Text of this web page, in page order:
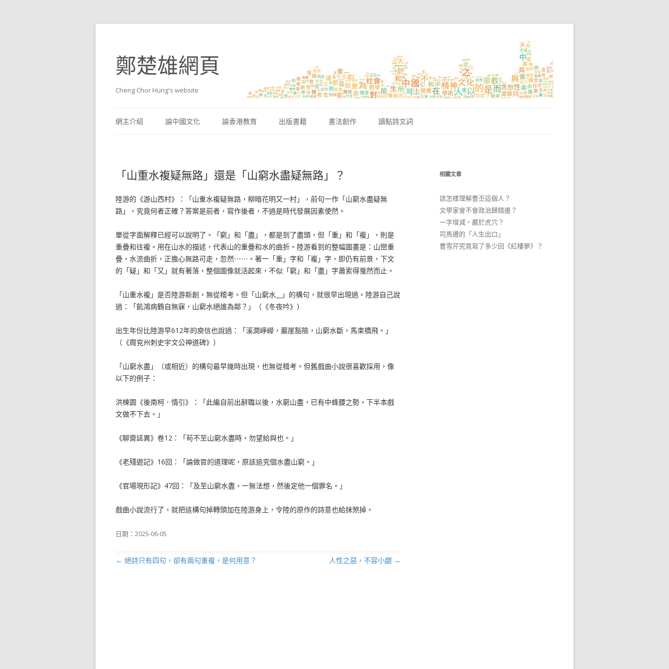
鄭楚雄網頁
Cheng Chor Hung's website
網主介紹
論中國文化 論香港教育 出版書籍 書法創作 讀點詩文詞
「山重水複疑無路」還是「山窮水盡疑無路」？
陸游的《游山西村》：「山重水複疑無路，柳暗花明又一村」，前句一作「山窮水盡疑無
路」，究竟何者正確？答案是前者，寫作後者，不過是時代發展因素使然。
單從字面解釋已經可以說明了。「窮」和「盡」，都是到了盡頭，但「重」和「複」，則是
重疊和往複。用在山水的描述，代表山的重疊和水的曲折。陸游看到的整幅圖畫是：山巒重
疊，水流曲折，正擔心無路可走，忽然⋯⋯。著一「重」字和「複」字，即仍有前景，下文
的「疑」和「又」就有著落，整個圖像就活起來，不似「窮」和「盡」字蕭索得戛然而止。
「山重水複」是否陸游新創，無從稽考。但「山窮水__」的構句，就很早出現過。陸游自己說
過：「飢鴻病鶴自無寐，山窮水絕誰為鄰？」（《冬夜吟》）
出生年份比陸游早612年的庾信也說過：「溪澗崢嶸，巖崖豁險，山窮水斷，馬束橋飛。」
（《周兖州刺史宇文公神道碑》）
「山窮水盡」（或相近）的構句最早幾時出現，也無從稽考。但舊戲曲小說很喜歡採用，像
以下的例子：
洪楝園《後南柯．情引》：「此編自前出辭職以後，水窮山盡，已有中蜂腰之勢，下半本戲
文做不下去。」
《聊齋誌異》卷12：「苟不至山窮水盡時，勿望給與也。」
《老殘遊記》16回：「論做官的道理呢，原該追究個水盡山窮。」
《官場現形記》47回：「及至山窮水盡，一無法想，然後定他一個罪名。」
戲曲小說流行了，就把這構句掉轉頭加在陸游身上，令陸的原作的詩意也給抹煞掉。
日期： 2025-06-05
文章導航列
← 絕詩只有四句，卻有兩句重複，是何用意？ 人性之惡，不容小覷 →
相關文章
該怎樣理解曹丕這個人？
文學家會不會政治歸錯邊？
一字增減，嚴於虎穴？
司馬遷的「人生出口」
曹雪芹究竟寫了多少回《紅樓夢》？